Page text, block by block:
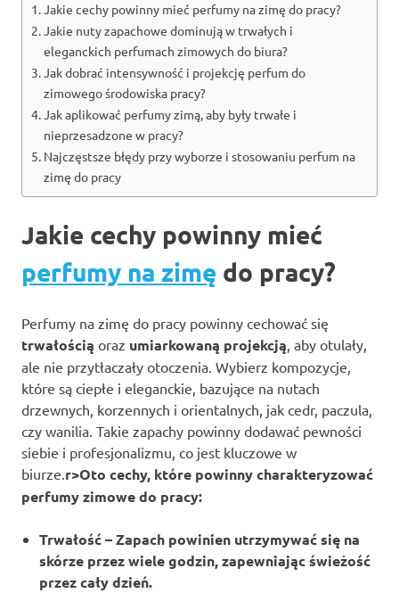
Jakie cechy powinny mieć perfumy na zimę do pracy?
Jakie nuty zapachowe dominują w trwałych i
eleganckich perfumach zimowych do biura?
Jak dobrać intensywność i projekcję perfum do
zimowego środowiska pracy?
Jak aplikować perfumy zimą, aby były trwałe i
nieprzesadzone w pracy?
Najczęstsze błędy przy wyborze i stosowaniu perfum na
zimę do pracy
Jakie cechy powinny mieć
perfumy na zimę do pracy?
Perfumy na zimę do pracy powinny cechować się
trwałością oraz umiarkowaną projekcją, aby otulały,
ale nie przytłaczały otoczenia. Wybierz kompozycje,
które są ciepłe i eleganckie, bazujące na nutach
drzewnych, korzennych i orientalnych, jak cedr, paczula,
czy wanilia. Takie zapachy powinny dodawać pewności
siebie i profesjonalizmu, co jest kluczowe w
biurze.r>Oto cechy, które powinny charakteryzować
perfumy zimowe do pracy:
Trwałość– Zapach powinien utrzymywać się na
skórze przez wiele godzin, zapewniając świeżość
przez cały dzień.